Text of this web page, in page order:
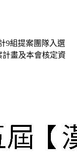
9組提案團隊入選
畫及本會核定資